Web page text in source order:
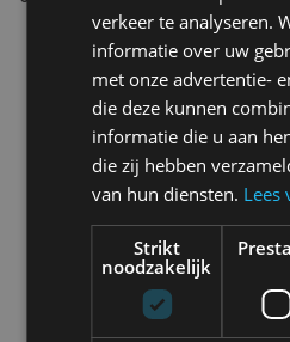
verkeer te analyseren.
informatie over uw
met onze advertentie-
die deze kunnen
informatie die u aan
die zij hebben
van hun diensten. Lees
Strikt
noodzakelijk